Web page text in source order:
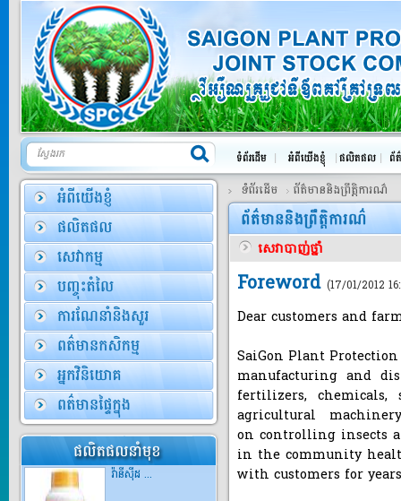
តម្លៃ:ឯកតា0
បាស៊ីដ ៥០E...
តម្លៃ:ឯកតា0
សាយហ្គន P1
សាយហ្គន-P1 (Saigon-
P1 15WP)ជាប...
តម្លៃ:ឯកតា0
ម៉ាល់ធី-ខេ...
តម្លៃ:ឯកតា0
វ៉ានីស៊ីដ ...
ទំព័រដើម ព័ត៌មាននិងព្រឹត្តិការណ៌
សេវាបាញ់ថ្នាំ
Foreword (17/01/2012
Dear customers and
SaiGon Plant
manufacturing and
fertilizers, chemicals,
agricultural
on controlling insects
in the community
with customers for